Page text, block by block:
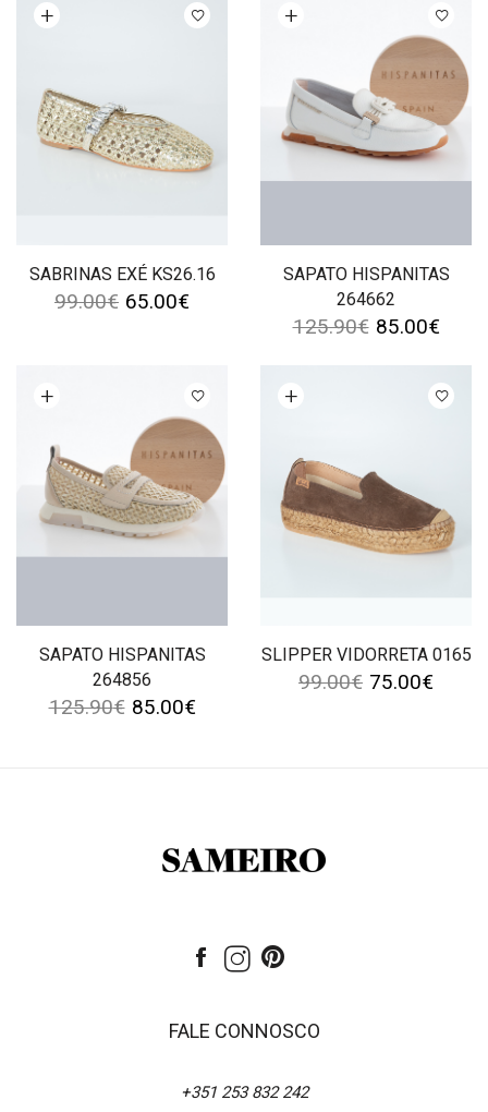
SABRINAS EXÉ KS26.16
opções
99.00€ 65.00€
SAPATO HISPANITAS
264662
Ver opções
125.90€ 85.00€
SAPATO HISPANITAS
264856
opções
125.90€ 85.00€
SLIPPER VIDORRETA 0165
Ver opções
99.00€ 75.00€
FALE CONNOSCO
+351 253 832 242